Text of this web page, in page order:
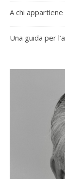
A chi
Una guida per